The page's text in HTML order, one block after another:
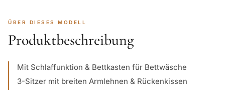
ÜBER DIESES MODELL
Produktbeschreibung
Mit Schlaffunktion & Bettkasten für Bettwäsche
3-Sitzer mit breiten Armlehnen & Rückenkissen